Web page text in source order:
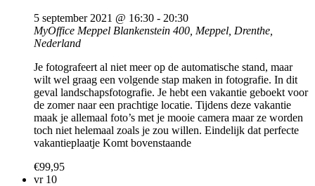
5 september 2021 @ 16:30 - 20:30
MyOffice Meppel Blankenstein 400, Meppel, Drenthe,
Nederland
Je fotografeert al niet meer op de automatische stand, maar
wilt wel graag een volgende stap maken in fotografie. In dit
geval landschapsfotografie. Je hebt een vakantie geboekt voor
de zomer naar een prachtige locatie. Tijdens deze vakantie
maak je allemaal foto’s met je mooie camera maar ze worden
toch niet helemaal zoals je zou willen. Eindelijk dat perfecte
vakantieplaatje Komt bovenstaande
€99,95
vr 10